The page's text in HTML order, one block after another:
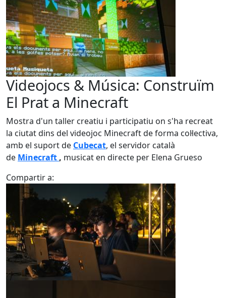
Videojocs & Música: Construïm
El Prat a Minecraft
Mostra d'un taller creatiu i participatiu on s'ha recreat
la ciutat dins del videojoc Minecraft de forma col·lectiva,
amb el suport de Cubecat, el servidor català
de Minecraft , musicat en directe per Elena Grueso
Compartir a: